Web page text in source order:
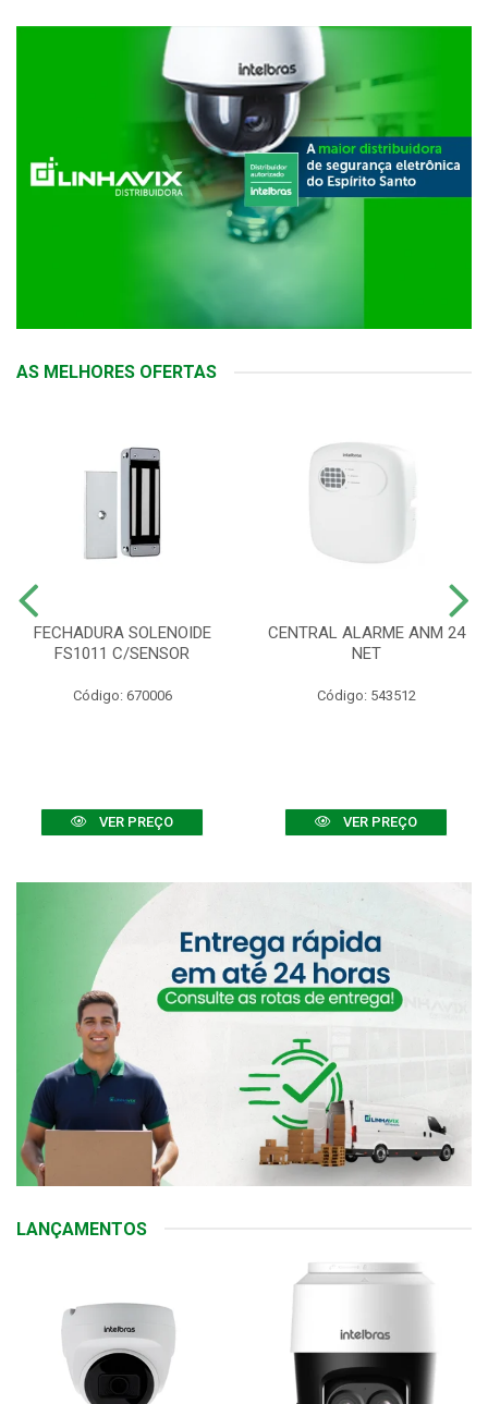
AS MELHORES OFERTAS
FECHADURA SOLENOIDE
FS1011 C/SENSOR
Código: 670006
VER PREÇO
CENTRAL ALARME ANM 24
NET
Código: 543512
VER PREÇO
LANÇAMENTOS